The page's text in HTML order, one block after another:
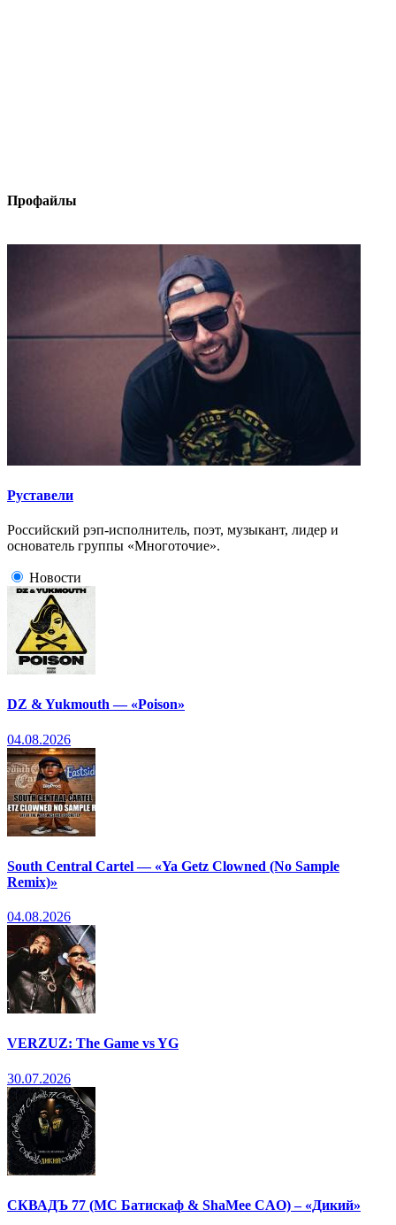
Профайлы
Руставели
Российский рэп-исполнитель, поэт, музыкант, лидер и
основатель группы «Многоточие».
Новости
DZ & Yukmouth — «Poison»
04.08.2026
South Central Cartel — «Ya Getz Clowned (No Sample
Remix)»
04.08.2026
VERZUZ: The Game vs YG
30.07.2026
СКВАДЪ 77 (МС Батискаф & ShaMee CAO) – «Дикий»